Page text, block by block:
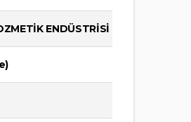
ENDÜSTRİSİ İYİ ÜRETİM